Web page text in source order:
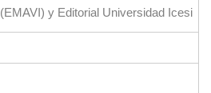
y Editorial Universidad Icesi​